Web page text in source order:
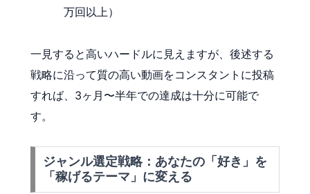
万回以上）
一見すると高いハードルに見えますが、後述する
戦略に沿って質の高い動画をコンスタントに投稿
すれば、3ヶ月〜半年での達成は十分に可能で
す。
ジャンル選定戦略：あなたの「好き」を
「稼げるテーマ」に変える